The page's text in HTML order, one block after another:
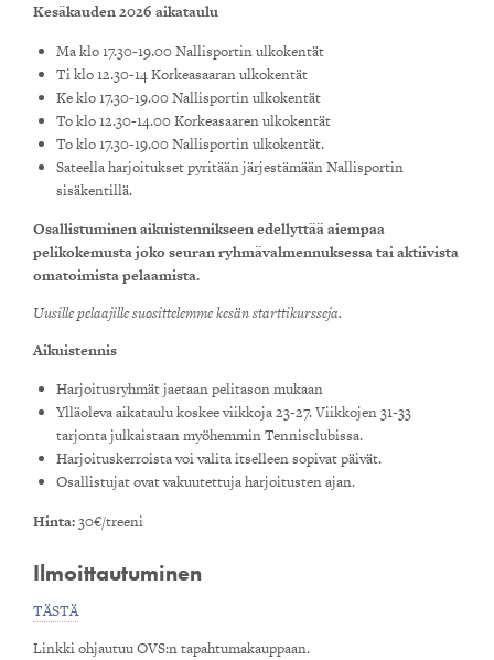
Kesäkauden 2026 aikataulu
Ma klo 17.30-19.00 Nallisportin ulkokentät
Ti klo 12.30-14 Korkeasaaran ulkokentät
Ke klo 17.30-19.00 Nallisportin ulkokentät
To klo 12.30-14.00 Korkeasaaren ulkokentät
To klo 17.30-19.00 Nallisportin ulkokentät.
Sateella harjoitukset pyritään järjestämään Nallisportin
sisäkentillä.
Osallistuminen aikuistennikseen edellyttää aiempaa
pelikokemusta joko seuran ryhmävalmennuksessa tai aktiivista
omatoimista pelaamista.
Uusille pelaajille suosittelemme kesän starttikursseja.
Aikuistennis
Harjoitusryhmät jaetaan pelitason mukaan
Ylläoleva aikataulu koskee viikkoja 23-27. Viikkojen 31-33
tarjonta julkaistaan myöhemmin Tennisclubissa.
Harjoituskerroista voi valita itselleen sopivat päivät.
Osallistujat ovat vakuutettuja harjoitusten ajan.
Hinta:30€/treeni
Ilmoittautuminen
TÄSTÄ
Linkki ohjautuu OVS:n tapahtumakauppaan.